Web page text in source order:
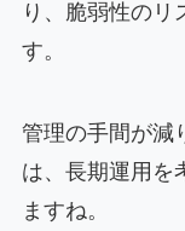
り、脆弱性のリ
す。
管理の手間が減
は、長期運用を
ますね。